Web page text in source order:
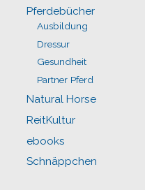
Pferdebücher
Ausbildung
Dressur
Gesundheit
Partner Pferd
Natural Horse
ReitKultur
ebooks
Schnäppchen